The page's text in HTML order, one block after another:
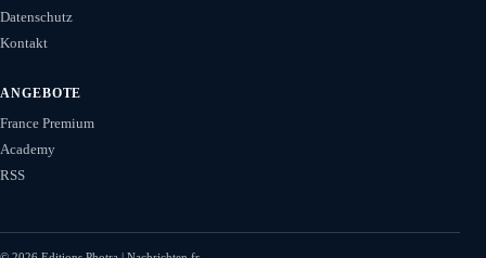
Datenschutz
Kontakt
ANGEBOTE
France Premium
Academy
RSS